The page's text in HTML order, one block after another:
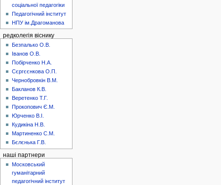
соціальної педагогіки
Педагогічний інститут
НПУ ім.Драгоманова
редколегія віснику
Безпалько О.В.
Іванов О.В.
Побірченко Н.А.
Сєргєєнкова О.П.
Чернобровкін В.М.
Бакланов К.В.
Веретенко Т.Г.
Прокопович Є.М.
Юрченко В.І.
Кудикіна Н.В.
Мартиненко С.М.
Бєлєнька Г.В.
наші партнери
Московський
гуманітарний
педагогічний інститут